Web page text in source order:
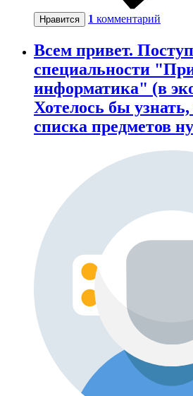
Нравится 1 комментарий
Всем привет.
специальности
информатика" (в
Хотелось бы
списка предметов